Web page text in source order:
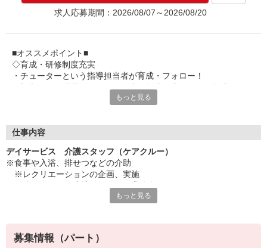
求人応募期間：2026/08/07～2026/08/20
■オススメポイント■
◇育成・研修制度充実
・チューターという指導担当者が育成・フォロー！
・キャリアアップ支援制度を活用して働きながら資格取得が可能
・ツクイ独自の福祉厚生制度でプライベートも充実
・子育て支援の福利厚生制度あり！子育てと仕事の両立を応援◎
・スタッフ何でも相談窓口やライフキャリア相談など、各相談窓
口あり
◇頑張った分、スタッフに還元！
・パートは特別手当の支給あり
もっと見る
仕事内容
デイサービス 介護スタッフ（ケアクルー）
※食事や入浴、排せつなどの介助
※レクリエーションの企画、実施
★＼サービス・職種の魅力／
「今私たちに求められていることは何だろう」「どんな工夫をした
もっと見る
募集情報（パート）